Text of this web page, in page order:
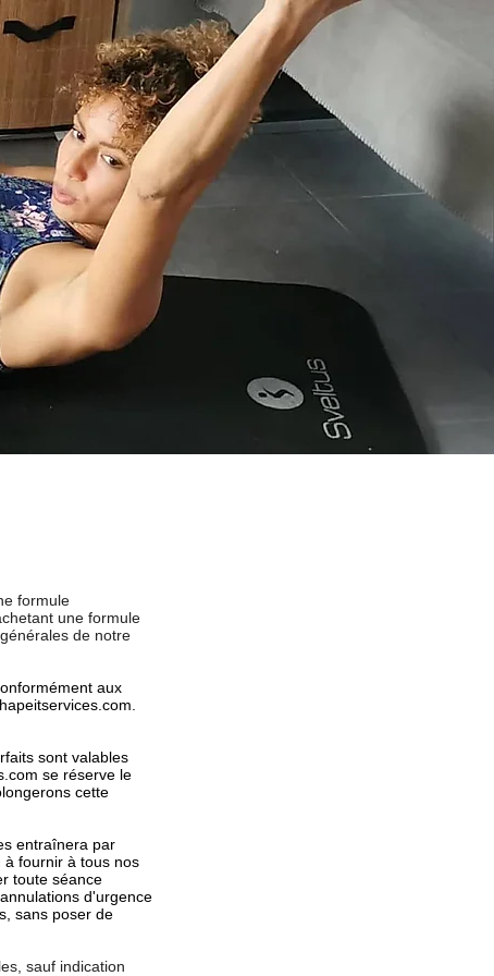
formule
une formule
de notre
aux
sont valables
se réserve le
cette
entraînera par
à fournir à tous nos
toute séance
d'urgence
sans poser de
sauf indication